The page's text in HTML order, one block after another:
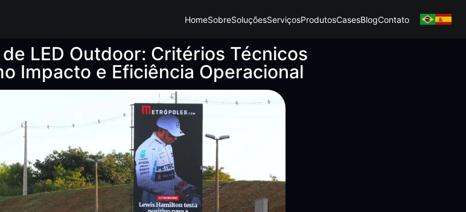
HomeSobreSoluçõesServiçosProdutosCasesBlogContato
LED Outdoor: Critérios Técnicos
Impacto e Eficiência Operacional